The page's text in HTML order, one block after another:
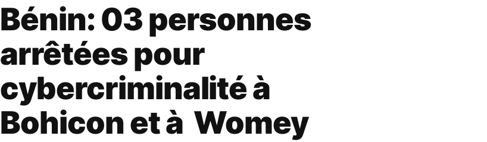
Bénin: 03 personnes
arrêtées pour
cybercriminalité à
Bohicon et à Womey